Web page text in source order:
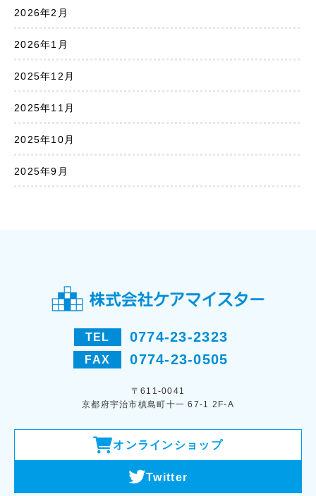
2026年2月
2026年1月
2025年12月
2025年11月
2025年10月
2025年9月
TEL 0774-23-2323
FAX 0774-23-0505
〒611-0041
京都府宇治市槙島町十一 67-1 2F-A
オンラインショップ
Twitter